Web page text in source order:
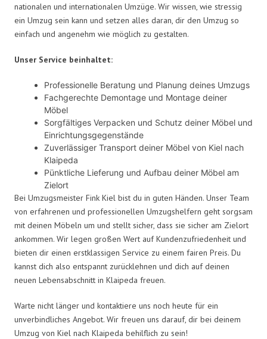
nationalen und internationalen Umzüge. Wir wissen, wie stressig
ein Umzug sein kann und setzen alles daran, dir den Umzug so
einfach und angenehm wie möglich zu gestalten.
Unser Service beinhaltet:
Professionelle Beratung und Planung deines Umzugs
Fachgerechte Demontage und Montage deiner
Möbel
Sorgfältiges Verpacken und Schutz deiner Möbel und
Einrichtungsgegenstände
Zuverlässiger Transport deiner Möbel von Kiel nach
Klaipeda
Pünktliche Lieferung und Aufbau deiner Möbel am
Zielort
Bei Umzugsmeister Fink Kiel bist du in guten Händen. Unser Team
von erfahrenen und professionellen Umzugshelfern geht sorgsam
mit deinen Möbeln um und stellt sicher, dass sie sicher am Zielort
ankommen. Wir legen großen Wert auf Kundenzufriedenheit und
bieten dir einen erstklassigen Service zu einem fairen Preis. Du
kannst dich also entspannt zurücklehnen und dich auf deinen
neuen Lebensabschnitt in Klaipeda freuen.
Warte nicht länger und kontaktiere uns noch heute für ein
unverbindliches Angebot. Wir freuen uns darauf, dir bei deinem
Umzug von Kiel nach Klaipeda behilflich zu sein!